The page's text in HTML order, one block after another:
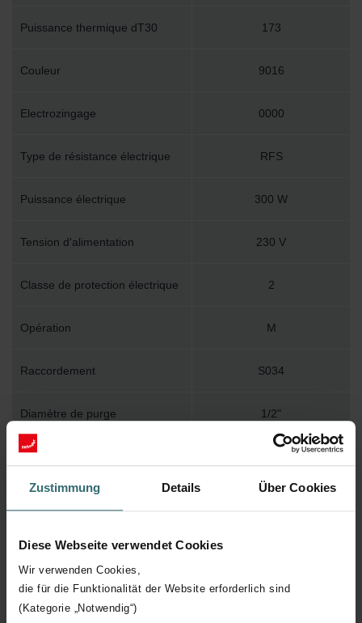
Zustimmung Details Über Cookies
Diese Webseite verwendet Cookies
Wir verwenden Cookies,
die für die Funktionalität der Website erforderlich sind
(Kategorie „Notwendig“)
Puissance thermique dT30 173
Couleur 9016
Electrozingage 0000
Type de résistance électrique RFS
Puissance électrique 300 W
Tension d'alimentation 230 V
Classe de protection électrique 2
Opération M
Raccordement S034
Diamètre de purge 1/2"
Montage au mur WBMET
maximum